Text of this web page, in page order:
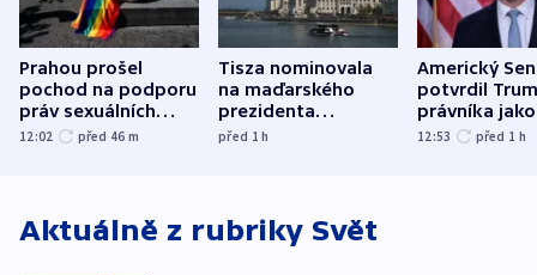
Prahou prošel
pochod na podporu
práv sexuálních
menšin
12:02 před 46 m
Tisza nominovala
na maďarského
prezidenta
bývalého šéfa
před 1h
Americký
potvrdil
právníka jako
ministra
12:53 před 1 h
Aktuálně z rubriky Svět